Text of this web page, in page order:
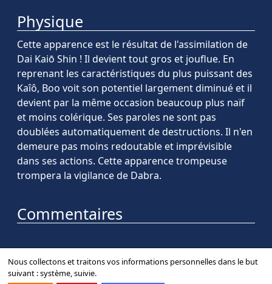
Nous collectons et traitons vos informations personnelles dans le but
suivant :système, suivie.
Physique
Cette apparence est le résultat de l'assimilation de
Dai Kaiō Shin ! Il devient tout gros et jouflue. En
reprenant les caractéristiques du plus puissant des
Kaîô, Boo voit son potentiel largement diminué et il
devient par la même occasion beaucoup plus naïf
et moins colérique. Ses paroles ne sont pas
doublées automatiquement de destructions. Il n'en
demeure pas moins redoutable et imprévisible
dans ses actions. Cette apparence trompeuse
trompera la vigilance de Dabra.
Commentaires
Contact Forum